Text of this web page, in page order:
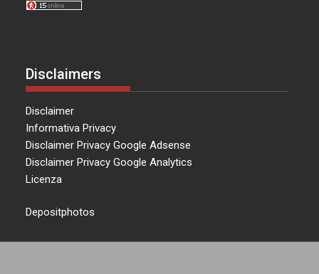
Disclaimers
Disclaimer
Informativa Privacy
Disclaimer Privacy Google Adsense
Disclaimer Privacy Google Analytics
Licenza
Depositphotos